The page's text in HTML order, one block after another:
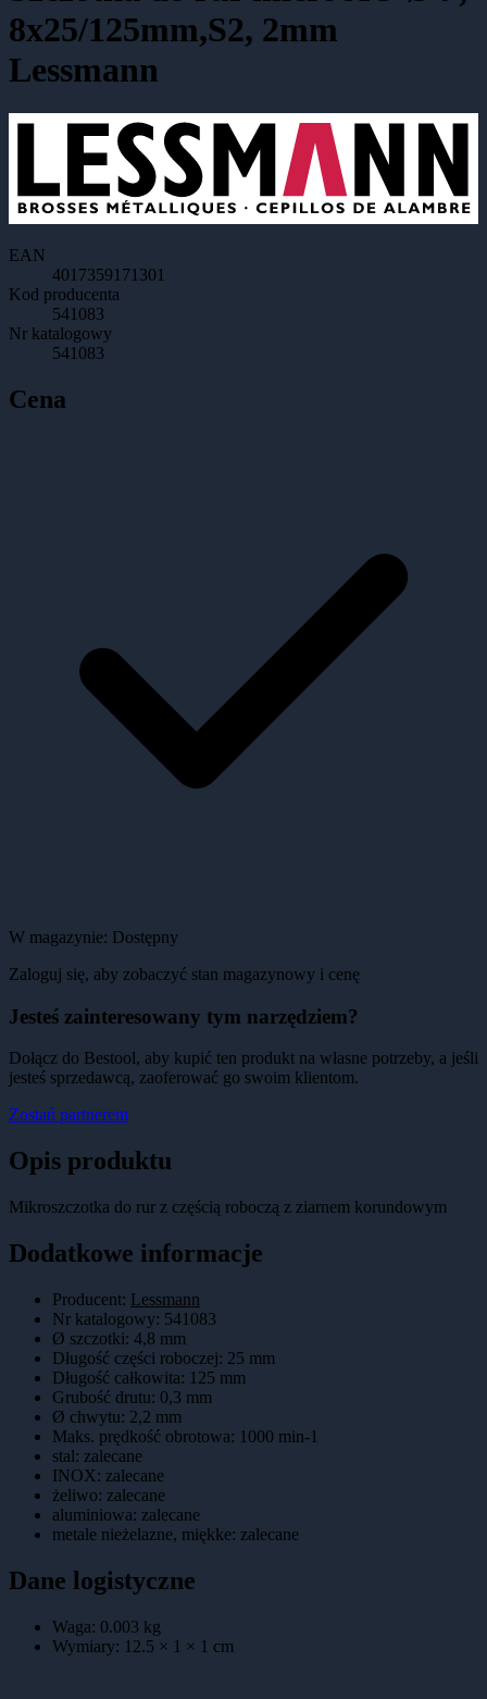
8x25/125mm,S2, 2mm
Lessmann
EAN
4017359171301
Kod producenta
541083
Nr katalogowy
541083
Cena
W magazynie: Dostępny
Zaloguj się, aby zobaczyć stan magazynowy i cenę
Jesteś zainteresowany tym narzędziem?
Dołącz do Bestool, aby kupić ten produkt na własne potrzeby, a jeśli
jesteś sprzedawcą, zaoferować go swoim klientom.
Zostań partnerem
Opis produktu
Mikroszczotka do rur z częścią roboczą z ziarnem korundowym
Dodatkowe informacje
Producent: Lessmann
Nr katalogowy: 541083
Ø szczotki: 4,8 mm
Długość części roboczej: 25 mm
Długość całkowita: 125 mm
Grubość drutu: 0,3 mm
Ø chwytu: 2,2 mm
Maks. prędkość obrotowa: 1000 min-1
stal: zalecane
INOX: zalecane
żeliwo: zalecane
aluminiowa: zalecane
metale nieżelazne, miękke: zalecane
Dane logistyczne
Waga: 0.003 kg
Wymiary: 12.5 × 1 × 1 cm